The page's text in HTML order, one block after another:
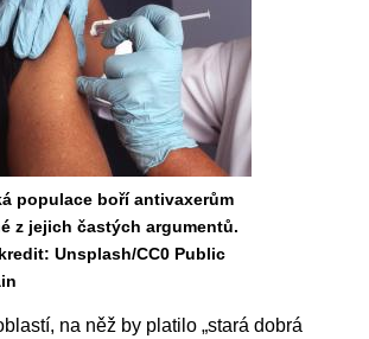
populace boří antivaxerům
z jejich častých argumentů.
Unsplash/CC0 Public
na něž by platilo „stará dobrá